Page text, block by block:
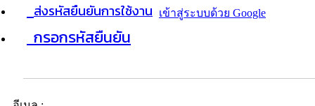
ส่งรหัสยืนยันการใช้งาน
กรอกรหัสยืนยัน
เข้าสู่ระบบด้วย Google